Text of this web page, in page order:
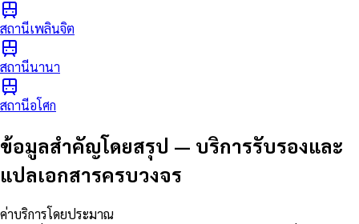
สถานีเพลินจิต
สถานีนานา
สถานีอโศก
ข้อมูลสำคัญโดยสรุป — บริการรับรองและ
แปลเอกสารครบวงจร
ค่าบริการโดยประมาณ